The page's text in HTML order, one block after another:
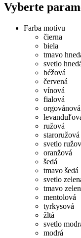
Vyberte
Farba motívu
čierna
biela
tmavo
svetlo
béžová
červená
vínová
fialová
orgovánová
ružová
staroružová
svetlo
oranžová
šedá
tmavo šedá
svetlo
tmavo
mentolová
tyrkysová
žltá
svetlo
modrá